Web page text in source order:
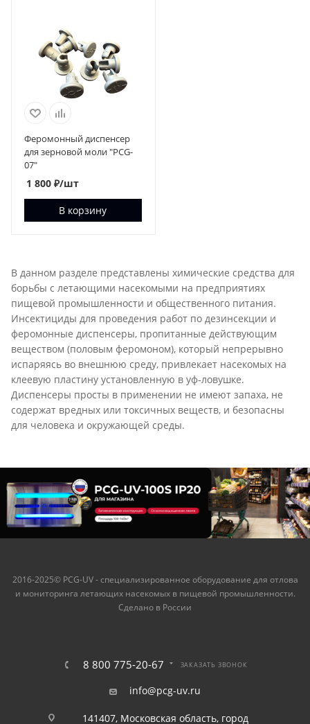
Феромонный диспенсер
для зерновой моли "PCG-
07"
1 800 ₽/шт
В корзину
В данном разделе представлены химические средства для
борьбы с летающими насекомыми на предприятиях
пищевой промышленности и общественного питания.
Инсектициды для проведения работ по дезинсекции и
феромонные диспенсеры, пропитанные действующим
веществом (половым феромоном), который непрерывно
испаряясь во внешнюю среду, привлекает насекомых на
клеевую пластину установленную в уф-ловушке.
Диспенсеры просты в применении не имеют запаха, не
содержат вредных или токсичных веществ, и безопасны
для человека и окружающей среды.
2016-2025© PCG-UV - специализированное оборудование для отлова
и мониторинга летающих насекомых в пищевой промышленности.
Сделано в России
8 800 775-20-67 ЗАКАЗАТЬ ЗВОНОК
info@pcg-uv.ru
141407, Московская область, город